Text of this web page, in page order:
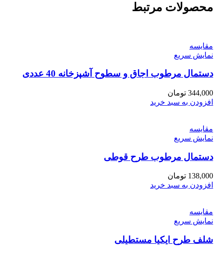
محصولات مرتبط
مقايسه
نمایش سریع
دستمال مرطوب اجاق و سطوح آشپزخانه 40 عددی
344,000 تومان
افزودن به سبد خرید
مقايسه
نمایش سریع
دستمال مرطوب طرح قوطی
138,000 تومان
افزودن به سبد خرید
مقايسه
نمایش سریع
شلف طرح ایکیا مستطیلی